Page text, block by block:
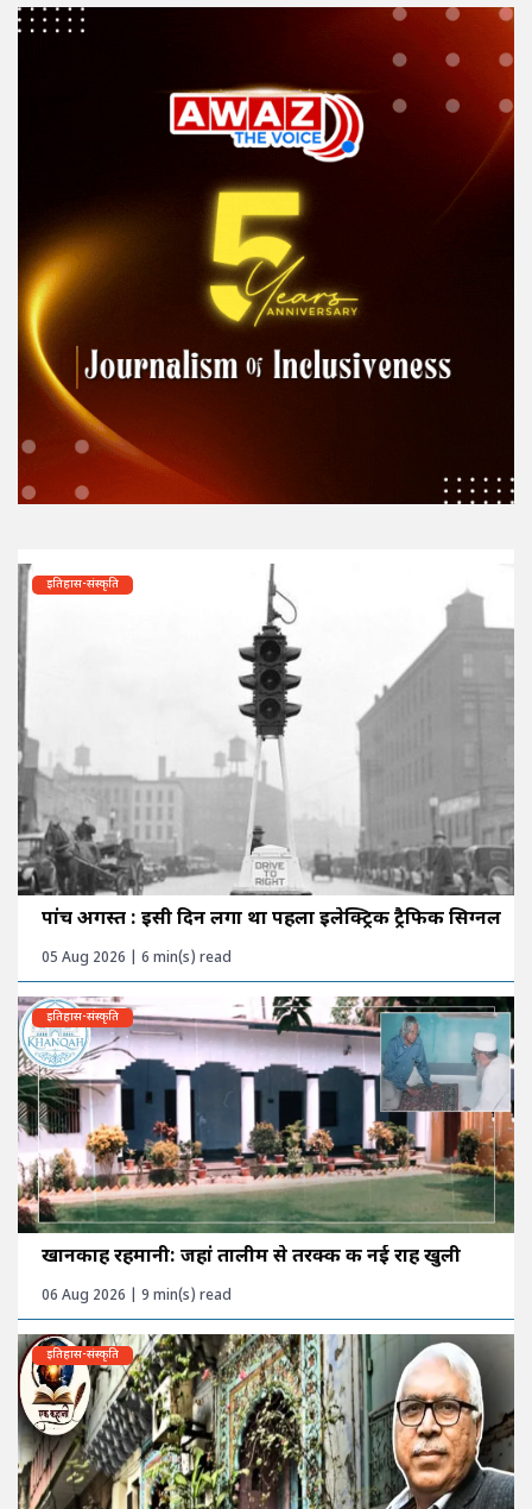
इतिहास-संस्कृति
पांच अगस्त : इसी दिन लगा था पहला इलेक्ट्रिक ट्रैफिक सिग्नल
05 Aug 2026 | 6 min(s) read
इतिहास-संस्कृति
खानकाह रहमानी: जहां तालीम से तरक्की की नई राह खुली
06 Aug 2026 | 9 min(s) read
इतिहास-संस्कृति